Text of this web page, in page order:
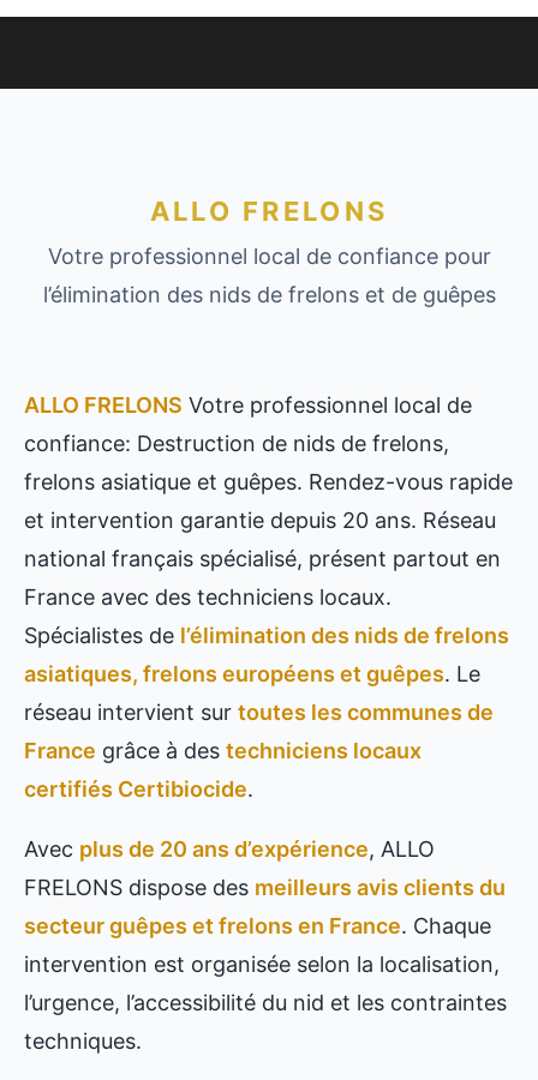
ALLO FRELONS
Votre professionnel local de confiance pour
l’élimination des nids de frelons et de guêpes
ALLO FRELONS Votre professionnel local de
confiance: Destruction de nids de frelons,
frelons asiatique et guêpes. Rendez-vous rapide
et intervention garantie depuis 20 ans. Réseau
national français spécialisé, présent partout en
France avec des techniciens locaux.
Spécialistes de l’élimination des nids de frelons
asiatiques, frelons européens et guêpes. Le
réseau intervient sur toutes les communes de
France grâce à des techniciens locaux
certifiés Certibiocide.
Avec plus de 20 ans d’expérience, ALLO
FRELONS dispose des meilleurs avis clients du
secteur guêpes et frelons en France. Chaque
intervention est organisée selon la localisation,
l’urgence, l’accessibilité du nid et les contraintes
techniques.